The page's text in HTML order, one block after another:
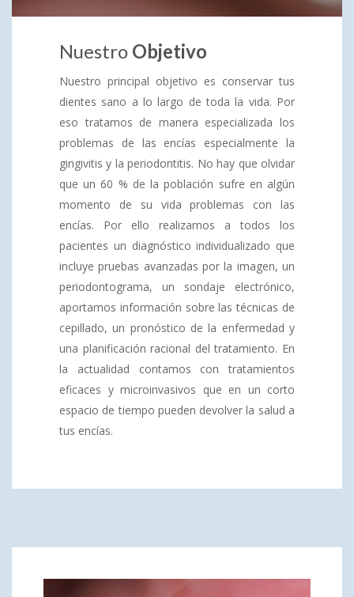
Nuestro Objetivo
Nuestro principal objetivo es conservar tus
dientes sano a lo largo de toda la vida. Por
eso tratamos de manera especializada los
problemas de las encías especialmente la
gingivitis y la periodontitis. No hay que olvidar
que un 60 % de la población sufre en algún
momento de su vida problemas con las
encías. Por ello realizamos a todos los
pacientes un diagnóstico individualizado que
incluye pruebas avanzadas por la imagen, un
periodontograma, un sondaje electrónico,
aportamos información sobre las técnicas de
cepillado, un pronóstico de la enfermedad y
una planificación racional del tratamiento. En
la actualidad contamos con tratamientos
eficaces y microinvasivos que en un corto
espacio de tiempo pueden devolver la salud a
tus encías.